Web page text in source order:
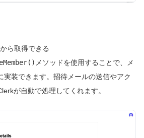
ら取得できる
メソッドを使用することで、メ
実装できます。招待メールの送信やアク
が自動で処理してくれます。